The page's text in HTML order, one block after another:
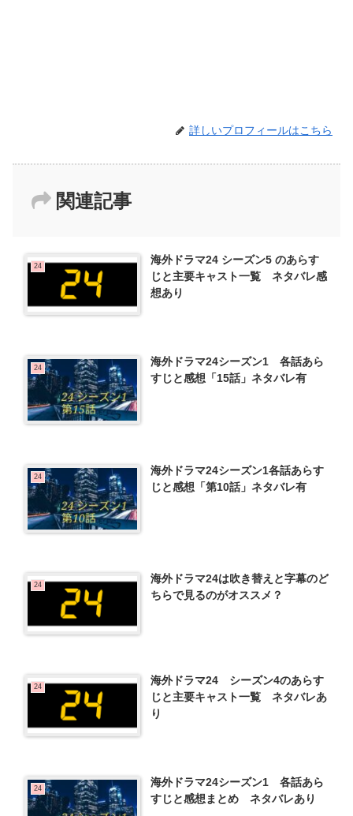
詳しいプロフィールはこちら
関連記事
24
海外ドラマ24 シーズン5 のあらす
じと主要キャスト一覧 ネタバレ感
想あり
24
海外ドラマ24シーズン1 各話あら
すじと感想「15話」ネタバレ有
24
海外ドラマ24シーズン1各話あらす
じと感想「第10話」ネタバレ有
24
海外ドラマ24は吹き替えと字幕のど
ちらで見るのがオススメ？
24
海外ドラマ24 シーズン4のあらす
じと主要キャスト一覧 ネタバレあ
り
24
海外ドラマ24シーズン1 各話あら
すじと感想まとめ ネタバレあり